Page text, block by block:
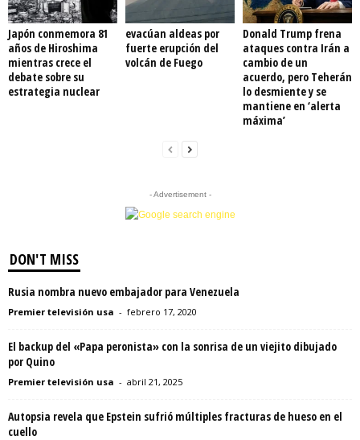
Japón conmemora 81
años de Hiroshima
mientras crece el
debate sobre su
estrategia nuclear
evacúan aldeas por
fuerte erupción del
volcán de Fuego
Donald Trump frena
ataques contra Irán a
cambio de un
acuerdo, pero Teherán
lo desmiente y se
mantiene en ‘alerta
máxima’
- Advertisement -
DON'T MISS
Rusia nombra nuevo embajador para Venezuela
Premier televisión usa - febrero 17, 2020
El backup del «Papa peronista» con la sonrisa de un viejito dibujado
por Quino
Premier televisión usa - abril 21, 2025
Autopsia revela que Epstein sufrió múltiples fracturas de hueso en el
cuello